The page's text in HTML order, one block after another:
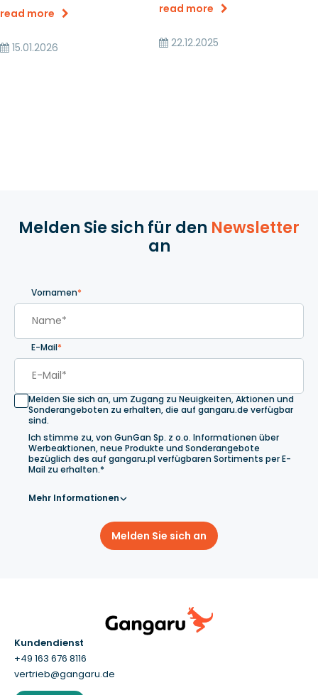
read more
15.01.2026
read more
22.12.2025
Melden Sie sich für den Newsletter
an
Vornamen*
E-Mail*
Melden Sie sich an, um Zugang zu Neuigkeiten, Aktionen und
Sonderangeboten zu erhalten, die auf gangaru.de verfügbar
sind.
Ich stimme zu, von GunGan Sp. z o.o. Informationen über
Werbeaktionen, neue Produkte und Sonderangebote
bezüglich des auf gangaru.pl verfügbaren Sortiments per E-
Mail zu erhalten.*
Mehr Informationen
Melden Sie sich an
Kundendienst
+49 163 676 8116
vertrieb@gangaru.de